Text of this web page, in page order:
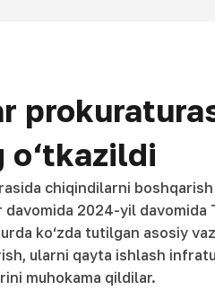
o‘tkazildi
chiqindilarni
davomida 2024-yil
ko‘zda tutilgan asosiy
ularni qayta ishlash
muhokama qildilar.